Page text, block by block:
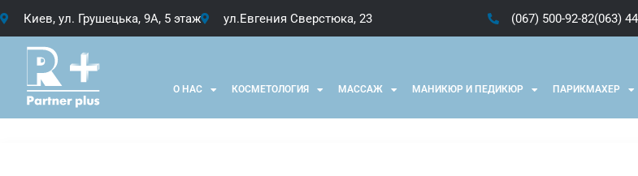
Киев, ул. Грушецька, 9А, 5 этаж ул.Евгения Сверстюка, 23 (067) 500-92-82(063)
О НАС КОСМЕТОЛОГИЯ МАССАЖ МАНИКЮР И ПЕДИКЮР ПАРИКМАХЕР